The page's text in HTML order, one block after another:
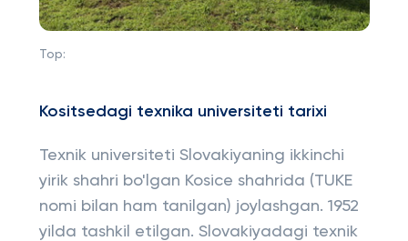
Top:
Kositsedagi texnika universiteti tarixi
Texnik universiteti Slovakiyaning ikkinchi
yirik shahri bo'lgan Kosice shahrida (TUKE
nomi bilan ham tanilgan) joylashgan. 1952
yilda tashkil etilgan. Slovakiyadagi texnik